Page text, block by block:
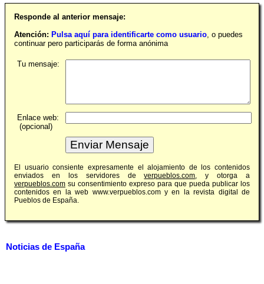
Responde al anterior mensaje:
Atención: Pulsa aquí para identificarte como usuario, o puedes
continuar pero participarás de forma anónima
Tu mensaje:
Enlace web:
(opcional)
El usuario consiente expresamente el alojamiento de los contenidos
enviados en los servidores deverpueblos.com, y otorga a
verpueblos.com su consentimiento expreso para que pueda publicar los
contenidos en la web www.verpueblos.com y en la revista digital de
Pueblos de España.
Noticias de España